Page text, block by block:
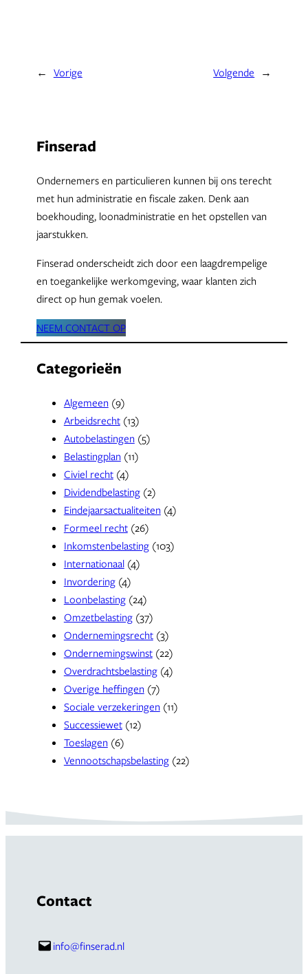
← Vorige Volgende →
Finserad
Ondernemers en particulieren kunnen bij ons terecht
met hun administratie en fiscale zaken. Denk aan
boekhouding, loonadministratie en het opstellen van
jaarstukken.
Finserad onderscheidt zich door een laagdrempelige
en toegankelijke werkomgeving, waar klanten zich
direct op hun gemak voelen.
NEEM CONTACT OP
Categorieën
Algemeen (9)
Arbeidsrecht(13)
Autobelastingen (5)
Belastingplan (11)
Civiel recht(4)
Dividendbelasting(2)
Eindejaarsactualiteiten (4)
Formeel recht(26)
Inkomstenbelasting(103)
Internationaal(4)
Invordering(4)
Loonbelasting(24)
Omzetbelasting(37)
Ondernemingsrecht(3)
Ondernemingswinst(22)
Overdrachtsbelasting(4)
Overige heffingen (7)
Sociale verzekeringen (11)
Successiewet(12)
Toeslagen (6)
Vennootschapsbelasting(22)
Contact
info@finserad.nl